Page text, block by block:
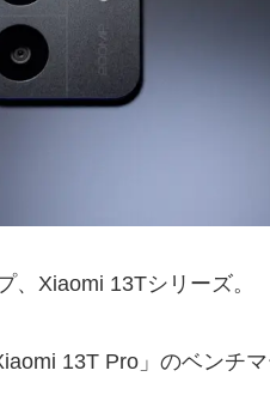
、Xiaomi 13Tシリーズ。
13T Pro」のベンチ